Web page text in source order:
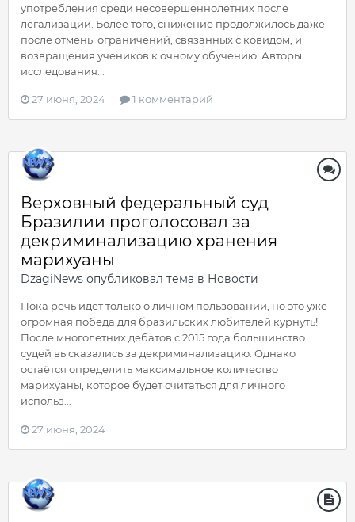
употребления среди несовершеннолетних после
легализации. Более того, снижение продолжилось даже
после отмены ограничений, связанных с ковидом, и
возвращения учеников к очному обучению. Авторы
исследования...
27 июня, 2024 1 комментарий
Верховный федеральный суд
Бразилии проголосовал за
декриминализацию хранения
марихуаны
DzagiNews опубликовал тема в Новости
Пока речь идёт только о личном пользовании, но это уже
огромная победа для бразильских любителей курнуть!
После многолетних дебатов с 2015 года большинство
судей высказались за декриминализацию. Однако
остаётся определить максимальное количество
марихуаны, которое будет считаться для личного
использ...
27 июня, 2024